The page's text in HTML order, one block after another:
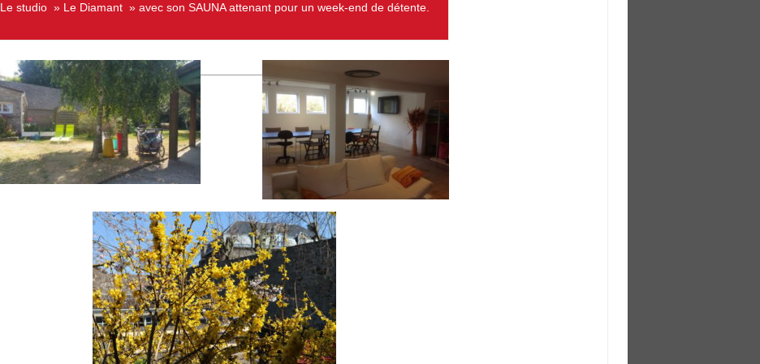
Le studio » Le Diamant » avec son SAUNA attenant pour un week-end de détente.